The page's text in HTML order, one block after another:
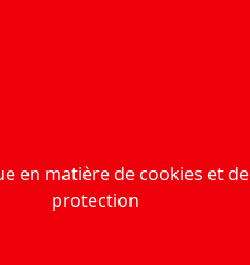
en matière de cookies et de
protection